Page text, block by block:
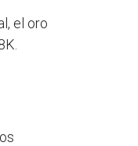
el oro